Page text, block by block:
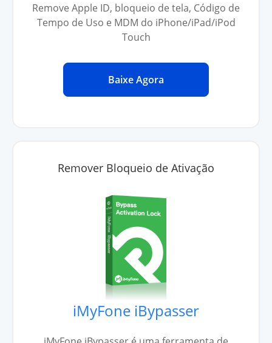
Remove Apple ID, bloqueio de tela, Código de
Tempo de Uso e MDM do iPhone/iPad/iPod
Touch
Baixe Agora
Remover Bloqueio de Ativação
iMyFone iBypasser